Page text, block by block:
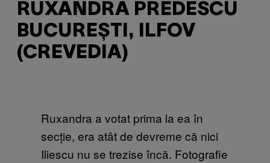
RUXANDRA PREDESCU
BUCUREȘTI, ILFOV
(CREVEDIA)
Ruxandra a votat prima la ea în
secție, era atât de devreme că nici
Iliescu nu se trezise încă. Fotografie